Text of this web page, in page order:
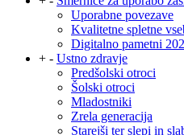
Uporabne povezave
Kvalitetne spletne
Digitalno pametni
+ - Ustno zdravje
Predšolski otroci
Šolski otroci
Mladostniki
Zrela generacija
Starejši ter slepi in